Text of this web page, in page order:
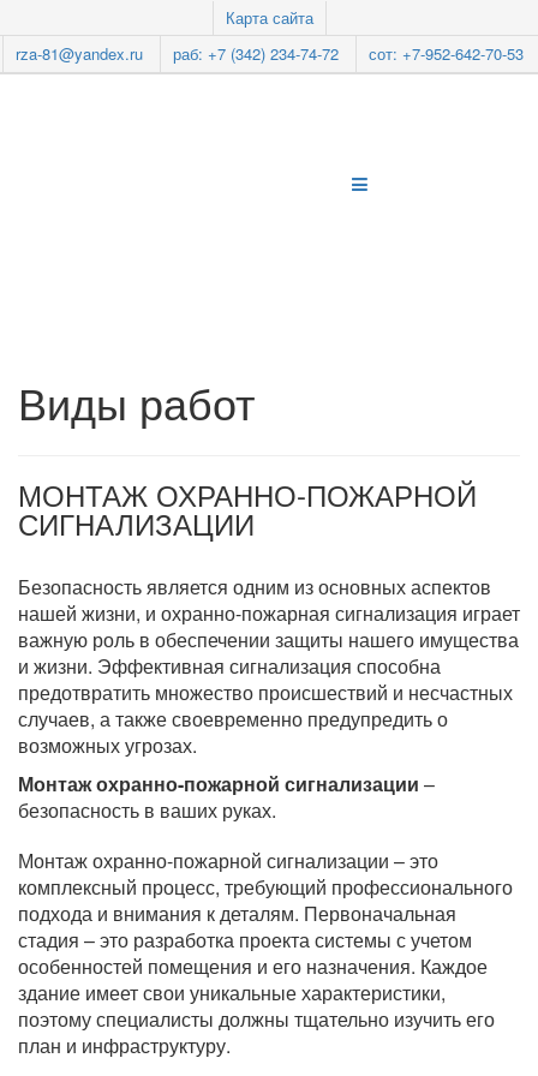
Карта сайта
rza-81@yandex.ru
раб: +7 (342) 234-74-72 сот: +7-952-642-70-53
Виды работ
МОНТАЖ ОХРАННО-ПОЖАРНОЙ
СИГНАЛИЗАЦИИ
Безопасность является одним из основных аспектов
нашей жизни, и охранно-пожарная сигнализация играет
важную роль в обеспечении защиты нашего имущества
и жизни. Эффективная сигнализация способна
предотвратить множество происшествий и несчастных
случаев, а также своевременно предупредить о
возможных угрозах.
Монтаж охранно-пожарной сигнализации –
безопасность в ваших руках.
Монтаж охранно-пожарной сигнализации – это
комплексный процесс, требующий профессионального
подхода и внимания к деталям. Первоначальная
стадия – это разработка проекта системы с учетом
особенностей помещения и его назначения. Каждое
здание имеет свои уникальные характеристики,
поэтому специалисты должны тщательно изучить его
план и инфраструктуру.